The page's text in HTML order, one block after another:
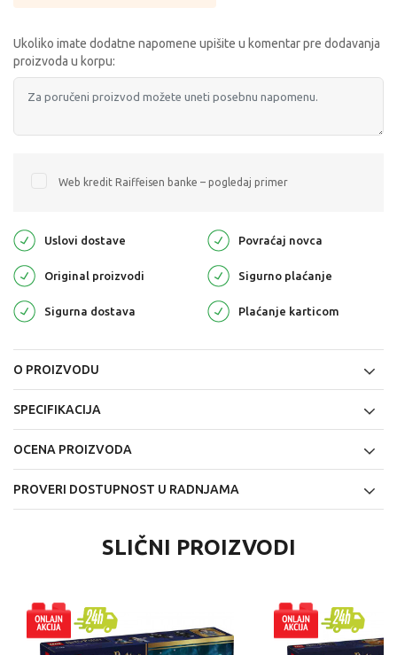
Ukoliko imate dodatne napomene upišite u komentar pre dodavanja
proizvoda u korpu:
Web kredit Raiffeisen banke – pogledaj primer
Uslovi dostave Povraćaj novca
Original proizvodi Sigurno plaćanje
Sigurna dostava Plaćanje karticom
O PROIZVODU
SPECIFIKACIJA
OCENA PROIZVODA
PROVERI DOSTUPNOST U RADNJAMA
SLIČNI PROIZVODI